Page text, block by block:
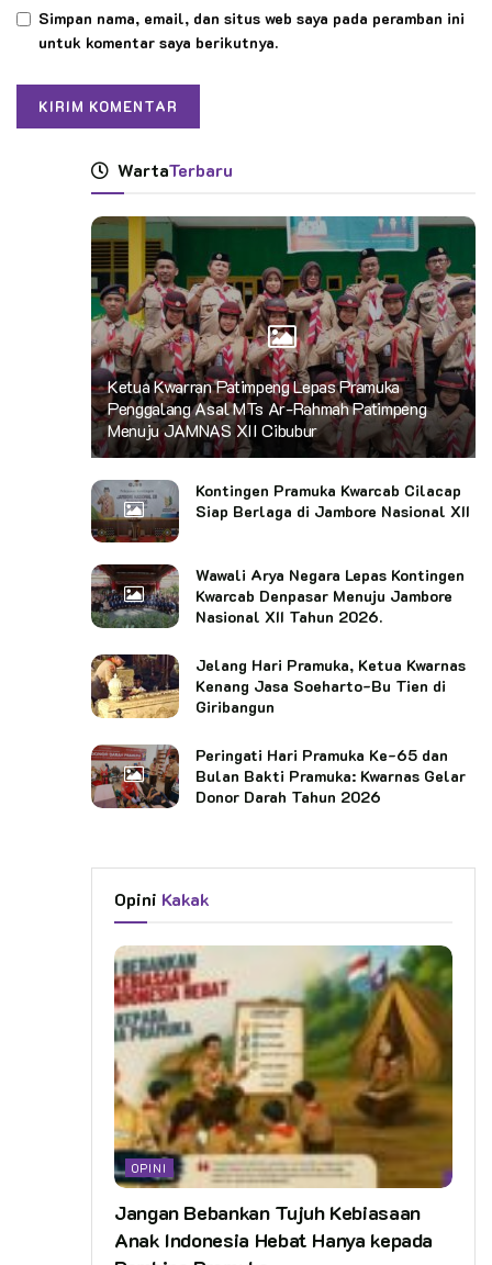
Simpan nama, email, dan situs web saya pada peramban ini
untuk komentar saya berikutnya.
WartaTerbaru
Ketua Kwarran Patimpeng Lepas Pramuka
Penggalang Asal MTs Ar-Rahmah Patimpeng
Menuju JAMNAS XII Cibubur
Kontingen Pramuka Kwarcab Cilacap
Siap Berlaga di Jambore Nasional XII
Wawali Arya Negara Lepas Kontingen
Kwarcab Denpasar Menuju Jambore
Nasional XII Tahun 2026.
Jelang Hari Pramuka, Ketua Kwarnas
Kenang Jasa Soeharto-Bu Tien di
Giribangun
Peringati Hari Pramuka Ke-65 dan
Bulan Bakti Pramuka: Kwarnas Gelar
Donor Darah Tahun 2026
Opini Kakak
OPINI
Jangan Bebankan Tujuh Kebiasaan
Anak Indonesia Hebat Hanya kepada